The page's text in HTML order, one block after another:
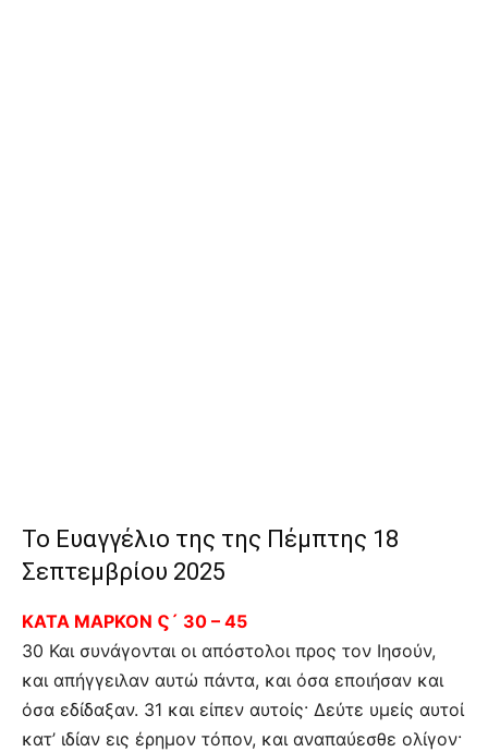
Το Ευαγγέλιο της της Πέμπτης 18
Σεπτεμβρίου 2025
ΚΑΤΑ ΜΑΡΚΟΝ Ϛ´ 30 – 45
30 Και συνάγονται οι απόστολοι προς τον Ιησούν,
και απήγγειλαν αυτώ πάντα, και όσα εποιήσαν και
όσα εδίδαξαν. 31 και είπεν αυτοίς· Δεύτε υμείς αυτοί
κατ’ ιδίαν εις έρημον τόπον, και αναπαύεσθε ολίγον·